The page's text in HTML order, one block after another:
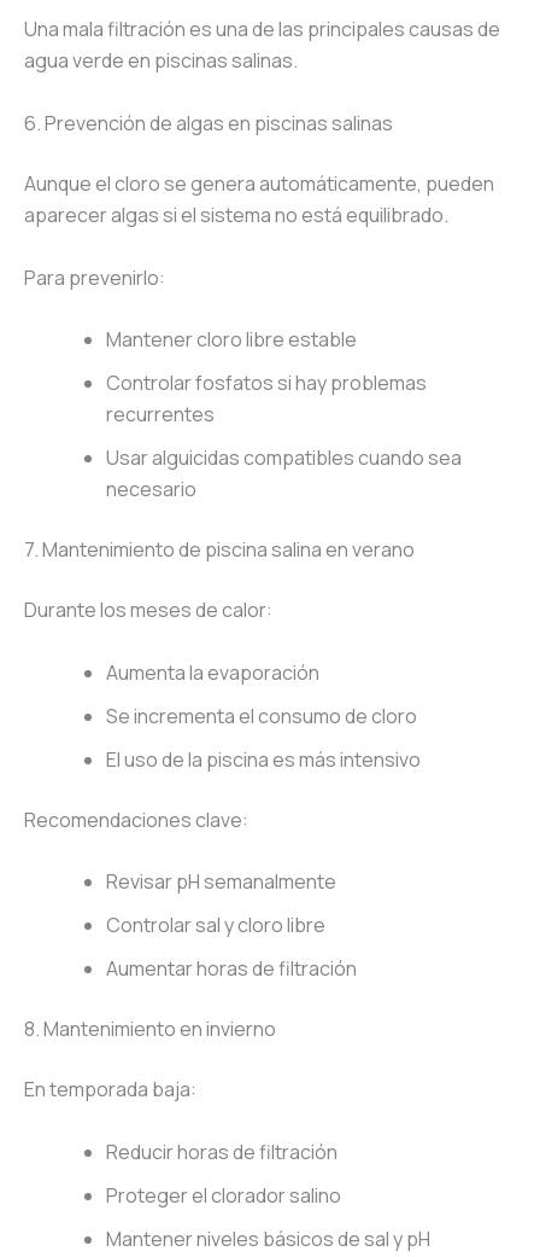
Una mala filtración es una de las principales causas de
agua verde en piscinas salinas.
6. Prevención de algas en piscinas salinas
Aunque el cloro se genera automáticamente, pueden
aparecer algas si el sistema no está equilibrado.
Para prevenirlo:
Mantener cloro libre estable
Controlar fosfatos si hay problemas
recurrentes
Usar alguicidas compatibles cuando sea
necesario
7. Mantenimiento de piscina salina en verano
Durante los meses de calor:
Aumenta la evaporación
Se incrementa el consumo de cloro
El uso de la piscina es más intensivo
Recomendaciones clave:
Revisar pH semanalmente
Controlar sal y cloro libre
Aumentar horas de filtración
8. Mantenimiento en invierno
En temporada baja:
Reducir horas de filtración
Proteger el clorador salino
Mantener niveles básicos de sal y pH